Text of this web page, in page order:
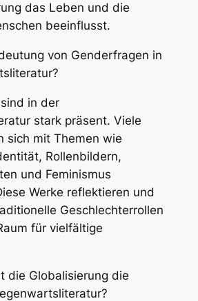
das Leben und die
beeinflusst.
von Genderfragen in
in der
stark präsent. Viele
sich mit Themen wie
Rollenbildern,
und Feminismus
Werke reflektieren und
Geschlechterrollen
für vielfältige
die Globalisierung die